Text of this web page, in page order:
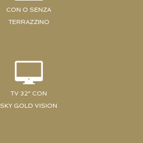
CON O SENZA
TERRAZZINO
TV 32" CON
SKY GOLD VISION